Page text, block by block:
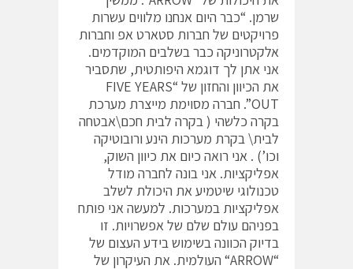
שרמן. “כבר היום אנחנו מלווים עשרות
פרויקטים של חברות סטארט אפ וחברות
אלקטרוניקה כבר בשלבים המוקדמים.
אני אתן לך דוגמא היפותטית, שתסביר
את הכיוון והחזון של “FIVE YEARS
OUT”. חברה מסוימת מייצרת מערכת
בקרה כלשהי ( בקרה לבית חכם\אבטחה
לבית\ בקרת מערכות הינע ורובוטיקה
וכו’) . אני רואה כיום את כיוון השוק,
אפליקציות. אני בונה לחברה מודל
טכנולוגי שיטמיע את היכולת לשלב
אפליקציות במערכות. למעשה אני פותח
בפניהם עולם שלם של אפשרויות. זו
בדיוק הכוונה בשימוש בידע העצום של
“ARROW“ העולמית. את העיקרון של